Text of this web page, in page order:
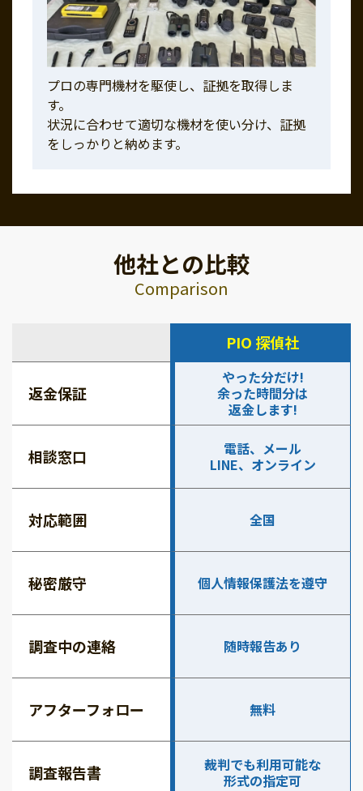
プロの専門機材を駆使し、証拠を取得しま
す。
状況に合わせて適切な機材を使い分け、証拠
をしっかりと納めます。
他社との比較
Comparison
PIO 探偵社
返金保証
やった分だけ!
余った時間分は
返金します!
相談窓口
電話、メール
LINE、オンライン
対応範囲 全国
秘密厳守 個人情報保護法を遵守
調査中の連絡 随時報告あり
アフターフォロー 無料
調査報告書
裁判でも利用可能な
形式の指定可